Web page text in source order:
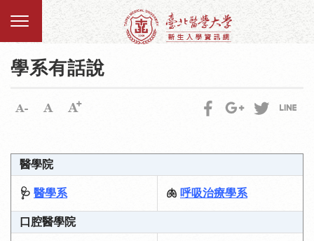
學系有話說
醫學院
🩺 醫學系 🫁 呼吸治療學系
口腔醫學院